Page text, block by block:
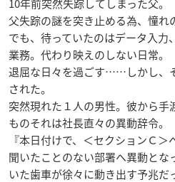
10年前突然失踪してしまった父。
父失踪の謎を突き止める為、憧れ
でも、待っていたのはデータ入
業務。代わり映えのしない日常。
退屈な日々を過ごす……しかし、
された。
突然現れた１人の男性。彼から
ものそれは社長直々の異動辞令。
『本日付けで、＜セクションＣ＞
聞いたことのない部署へ異動とな
いた歯車が徐々に動き出す予兆だ